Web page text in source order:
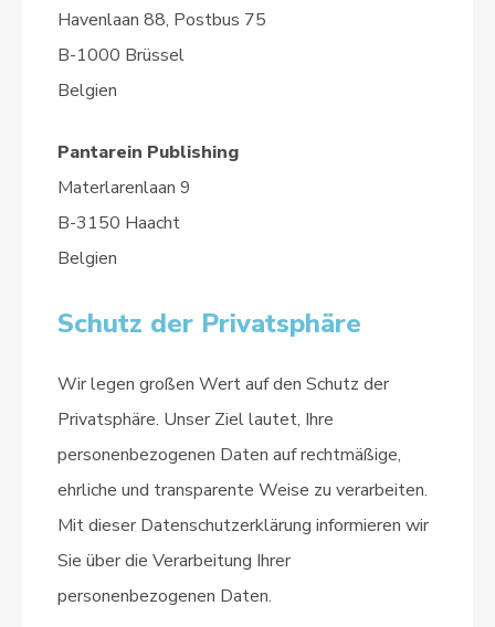
Havenlaan 88, Postbus 75
B-1000 Brüssel
Belgien
Pantarein Publishing
Materlarenlaan 9
B-3150 Haacht
Belgien
Schutz der Privatsphäre
Wir legen großen Wert auf den Schutz der
Privatsphäre. Unser Ziel lautet, Ihre
personenbezogenen Daten auf rechtmäßige,
ehrliche und transparente Weise zu verarbeiten.
Mit dieser Datenschutzerklärung informieren wir
Sie über die Verarbeitung Ihrer
personenbezogenen Daten.